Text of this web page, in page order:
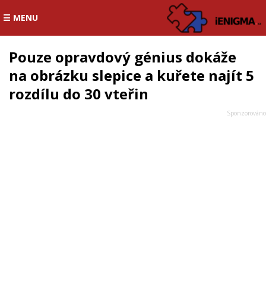
☰ MENU
Pouze opravdový génius dokáže
na obrázku slepice a kuřete najít 5
rozdílu do 30 vteřin